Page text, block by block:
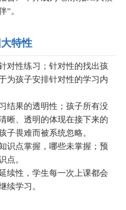
”。
特性
对性练习；针对性的找出孩
为孩子安排针对性的学习内
结果的透明性；孩子所有没
晰、透明的体现在接下来的
子畏难而被系统忽略。
识点掌握，哪些未掌握；预
点。
续性，学生每一次上课都会
续学习。